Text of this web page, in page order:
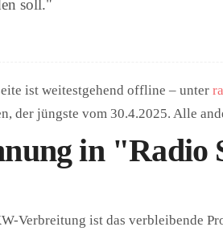
soll."
ist weitestgehend offline – unter
der jüngste vom 30.4.2025. Alle
in "Radio
Verbreitung ist das verbleibende